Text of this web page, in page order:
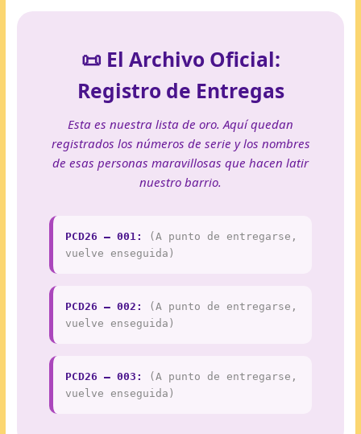
📜 El Archivo Oficial:
Registro de Entregas
Esta es nuestra lista de oro. Aquí quedan
registrados los números de serie y los nombres
de esas personas maravillosas que hacen latir
nuestro barrio.
PCD26 – 001:
(A punto de entregarse,
vuelve enseguida)
PCD26 – 002:
(A punto de entregarse,
vuelve enseguida)
PCD26 – 003:
(A punto de entregarse,
vuelve enseguida)